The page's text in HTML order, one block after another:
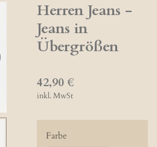
Herren Jeans -
Jeans in
Übergrößen
42,90 €
inkl. MwSt
Farbe